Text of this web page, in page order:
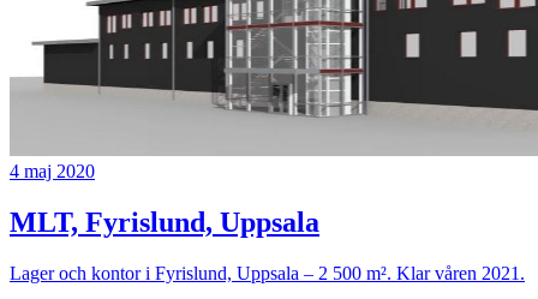
4 maj 2020
MLT, Fyrislund, Uppsala
Lager och kontor i Fyrislund, Uppsala – 2 500 m². Klar våren 2021.